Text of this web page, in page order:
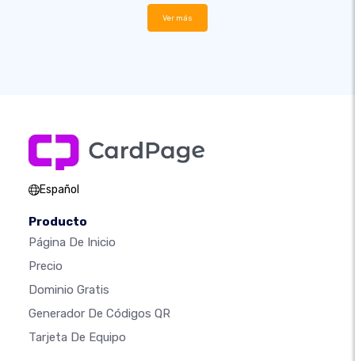
Ver más
Español
Producto
Página De Inicio
Precio
Dominio Gratis
Generador De Códigos QR
Tarjeta De Equipo